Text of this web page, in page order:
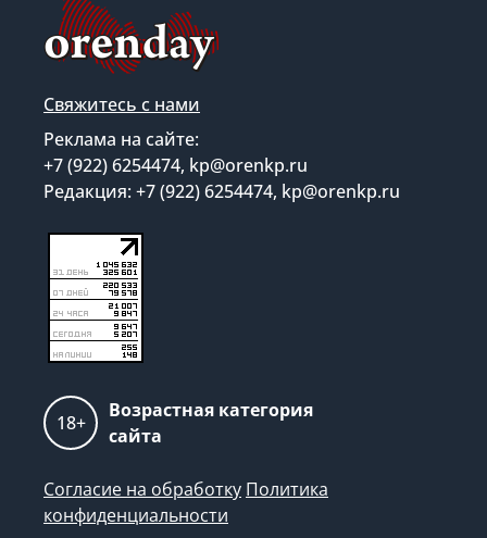
Свяжитесь с нами
Реклама на сайте:
+7 (922) 6254474, kp@orenkp.ru
Редакция: +7 (922) 6254474, kp@orenkp.ru
18+
Возрастная категория
сайта
Согласие на обработку Политика
конфиденциальности